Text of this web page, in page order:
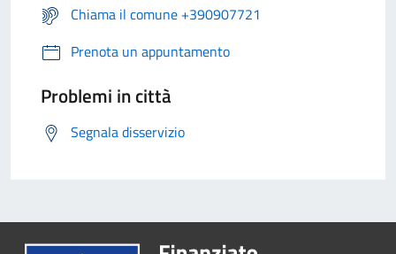
Chiama il comune +390907721
Prenota un appuntamento
Problemi in città
Segnala disservizio